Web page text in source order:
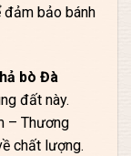
đảm bảo bánh
bò Đà
đất này.
– Thương
chất lượng.